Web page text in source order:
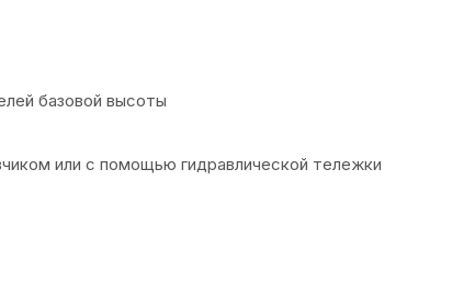
базовой высоты
или с помощью гидравлической тележки